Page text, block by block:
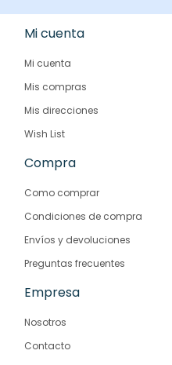
Mi cuenta
Mi cuenta
Mis compras
Mis direcciones
Wish List
Compra
Como comprar
Condiciones de compra
Envíos y devoluciones
Preguntas frecuentes
Empresa
Nosotros
Contacto